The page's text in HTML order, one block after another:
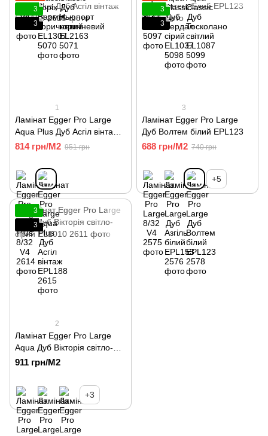
3
3
1
Ламінат Egger Pro Large
Aqua Plus Дуб Асгіл вінтаж
EPL188
814 грн/М2 951 грн
3
3
3
Ламінат Egger Pro Large
Дуб Волтем білий EPL123
688 грн/М2 740 грн
+5
3
3
2
Ламінат Egger Pro Large
Aqua Дуб Вікторія світло-
сірий EL1010
911 грн/М2
+3